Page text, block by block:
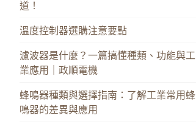
道！
溫度控制器選購注意要點
濾波器是什麼？一篇搞懂種類、功能與工
業應用｜政順電機
蜂鳴器種類與選擇指南：了解工業常用蜂
鳴器的差異與應用